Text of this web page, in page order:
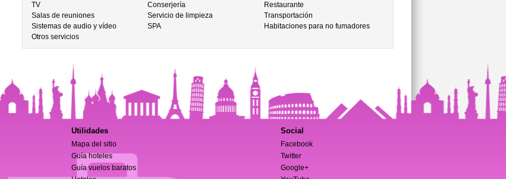
TV
Conserjería
Restaurante
Salas de reuniones
Servicio de limpieza
Transportación
Sistemas de audio y vídeo
SPA
Habitaciones para no fumadores
Otros servicios
Utilidades
Mapa del sitio
Guía hoteles
Guía vuelos baratos
Social
Facebook
Twitter
Google+